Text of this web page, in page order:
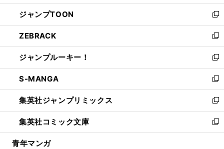
開
く
ウ
で
開
く
ン
ド
ウ
で
開
く
ウ
ィ
ン
ド
ウ
で
開
く
し
い
ウ
ィ
ン
ド
ウ
で
開
く
ジャンプTOON
新
し
い
ウ
ィ
ン
ド
ウ
で
開
く
ZEBRACK
新
し
い
ウ
ィ
ン
ド
ウ
で
開
ジャンプルーキー！
新
し
い
ウ
ィ
ン
ド
ウ
S-MANGA
新
し
い
ウ
ィ
ン
集英社ジャンプリミックス
新
し
い
ウ
集英社コミック文庫
新
し
青年マンガ